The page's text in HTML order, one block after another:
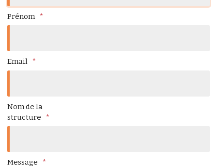
Prénom
Email
Nom de la
structure
Message